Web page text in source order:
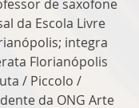
de saxofone
da Escola Livre
integra
Florianópolis
/ Piccolo /
da ONG Arte